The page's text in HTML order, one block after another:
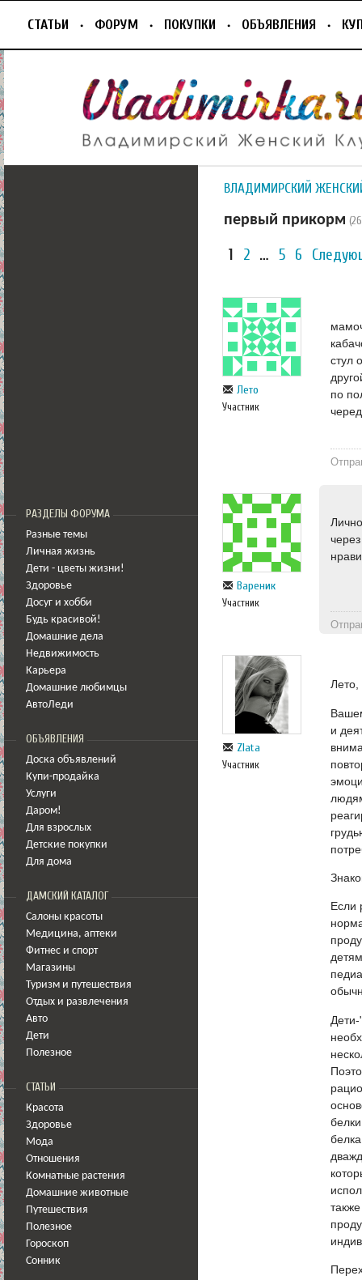
СТАТЬИ ФОРУМ ПОКУПКИ ОБЪЯВЛЕНИЯ
РАЗДЕЛЫ ФОРУМА
Разные темы
Личная жизнь
Дети - цветы жизни!
Здоровье
Досуг и хобби
Будь красивой!
Домашние дела
Недвижимость
Карьера
Домашние любимцы
АвтоЛеди
ОБЪЯВЛЕНИЯ
Доска объявлений
Купи-продайка
Услуги
Даром!
Для взрослых
Детские покупки
Для дома
ДАМСКИЙ КАТАЛОГ
Салоны красоты
Медицина, аптеки
Фитнес и спорт
Магазины
Туризм и путешествия
Отдых и развлечения
Авто
Дети
Полезное
СТАТЬИ
Красота
Здоровье
Мода
Отношения
Комнатные растения
Домашние животные
Путешествия
Полезное
Гороскоп
Сонник
ВЛАДИМИРСКИЙ
первый прикорм
1 2 … 5 6
Лето
Участник
стул
по
Вареник
Участник
Zlata
Участник
Лето,
и
Если